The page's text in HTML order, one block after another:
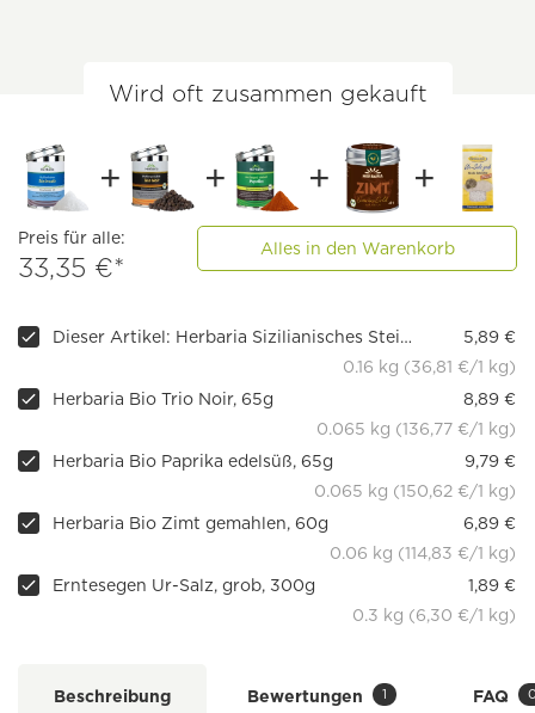
Wird oft zusammen gekauft
Preis für alle:
33,35 €*
Alles in den Warenkorb
Dieser Artikel: Herbaria Sizilianisches Steinsalz, 160g
5,89 €
0.16 kg (36,81 €/1 kg)
Herbaria Bio Trio Noir, 65g
8,89 €
0.065 kg (136,77 €/1 kg)
Herbaria Bio Paprika edelsüß, 65g
9,79 €
0.065 kg (150,62 €/1 kg)
Herbaria Bio Zimt gemahlen, 60g
6,89 €
0.06 kg (114,83 €/1 kg)
Erntesegen Ur-Salz, grob, 300g
1,89 €
0.3 kg (6,30 €/1 kg)
Beschreibung Bewertungen 1 FAQ